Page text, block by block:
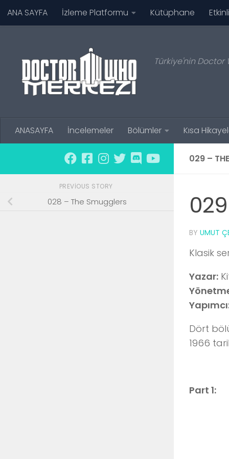
Skip to content
ANA SAYFA İzleme Platformu Kütüphane
Türkiye'nin Doctor
ANASAYFA İncelemeler Bölümler Kısa
029 –
BY UMUT
Klasik
Yazar:
Dört
1966
Part 1:
PREVIOUS STORY
028 – The Smugglers